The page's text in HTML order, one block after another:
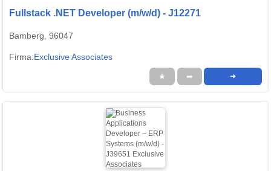
Fullstack .NET Developer (m/w/d) - J12271
Bamberg, 96047
Firma:Exclusive Associates
★ ➦ ➜